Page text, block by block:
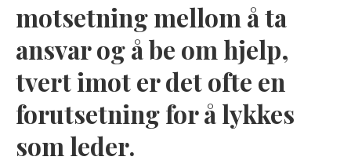
motsetning mellom å ta
ansvar og å be om hjelp,
tvert imot er det ofte en
forutsetning for å lykkes
som leder.